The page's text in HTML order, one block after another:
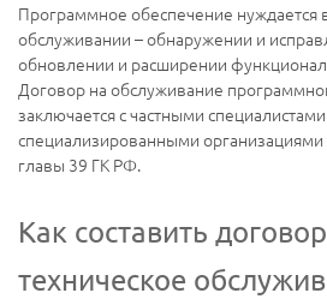
Программное обеспечение нуждается
обслуживании – обнаружении и
обновлении и расширении
Договор на обслуживание
заключается с частными
специализированными
главы 39 ГК РФ.
Как составить
техническое